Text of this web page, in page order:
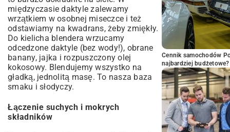
międzyczasie daktyle zalewamy
wrzątkiem w osobnej miseczce i też
odstawiamy na kwadrans, żeby zmiękły.
Do kielicha blendera wrzucamy
odcedzone daktyle (bez wody!), obrane
banany, jajka i rozpuszczony olej
kokosowy. Blendujemy wszystko na
gładką, jednolitą masę. To nasza baza
smaku i słodyczy.
Łączenie suchych i mokrych
składników
Cennik samochodów
najbardziej budżetowe?